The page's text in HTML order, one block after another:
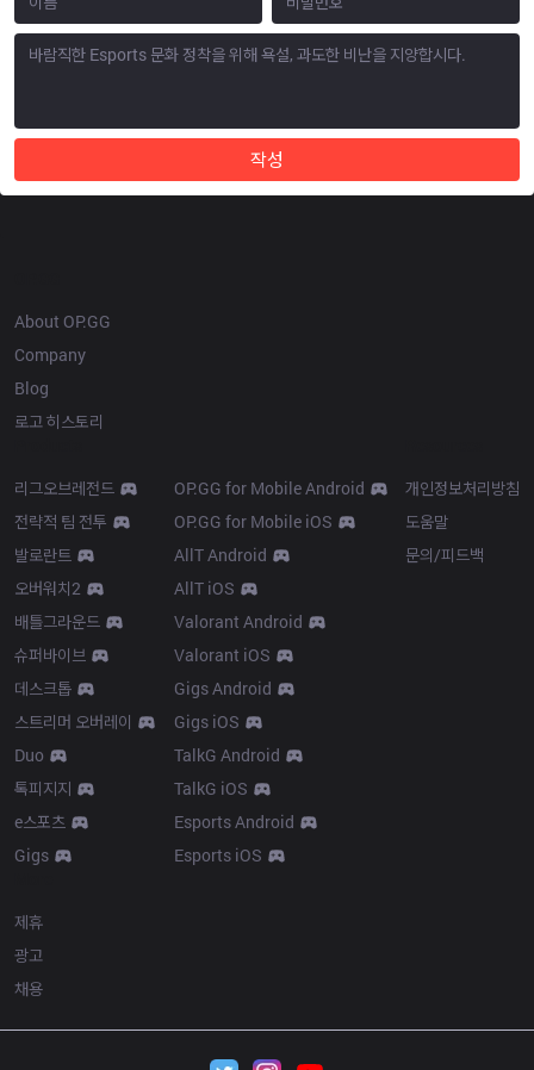
작성
About OP.GG
Company
Blog
로고 히스토리
리그오브레전드
전략적 팀 전투
발로란트
오버워치2
배틀그라운드
슈퍼바이브
데스크톱
스트리머 오버레이
Duo
톡피지지
e스포츠
Gigs
OP.GG for Mobile Android
OP.GG for Mobile iOS
AllT Android
AllT iOS
Valorant Android
Valorant iOS
Gigs Android
Gigs iOS
TalkG Android
TalkG iOS
Esports Android
Esports iOS
개인정보처리방침
도움말
문의/피드백
제휴
광고
채용